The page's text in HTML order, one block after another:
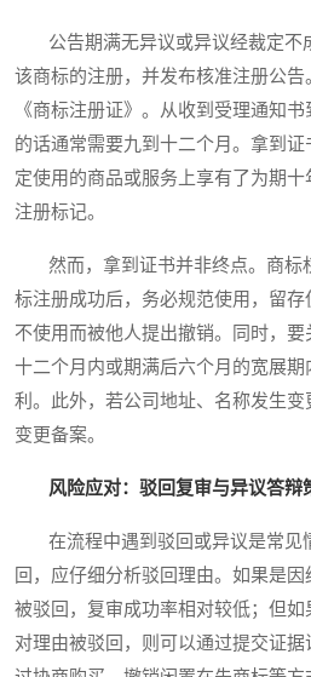
公告期满无异议或异议经裁定不
该商标的注册，并发布核准注册公
《商标注册证》。从收到受理通知
的话通常需要九到十二个月。拿到
定使用的商品或服务上享有了为期
注册标记。
然而，拿到证书并非终点。商标
标注册成功后，务必规范使用，留
不使用而被他人提出撤销。同时，
十二个月内或期满后六个月的宽展
利。此外，若公司地址、名称发生
变更备案。
风险应对：驳回复审与异议答辩
在流程中遇到驳回或异议是常见
回，应仔细分析驳回理由。如果是因
被驳回，复审成功率相对较低；但
对理由被驳回，则可以通过提交证